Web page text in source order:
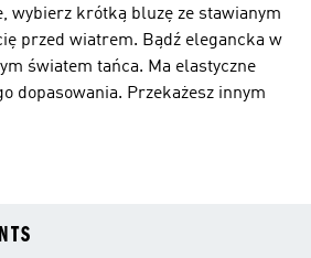
wybierz krótką bluzę ze stawianym
przed wiatrem. Bądź elegancka w
światem tańca. Ma elastyczne
dopasowania. Przekażesz innym